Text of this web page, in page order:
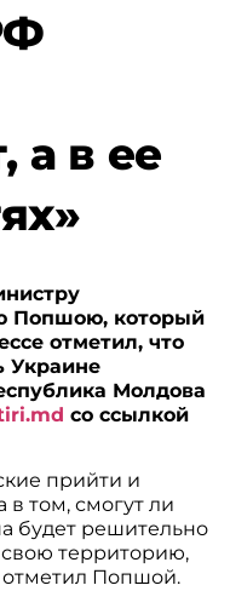
а в ее
Попшою, который
отметил, что
Украине
Молдова
со ссылкой
прийти и
в том, смогут ли
будет решительно
территорию,
отметил Попшой.